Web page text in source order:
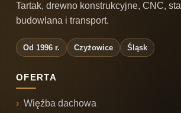
Tartak, drewno konstrukcyjne, CNC, stal
budowlana i transport.
Od 1996 r. Czyżowice Śląsk
OFERTA
Więźba dachowa